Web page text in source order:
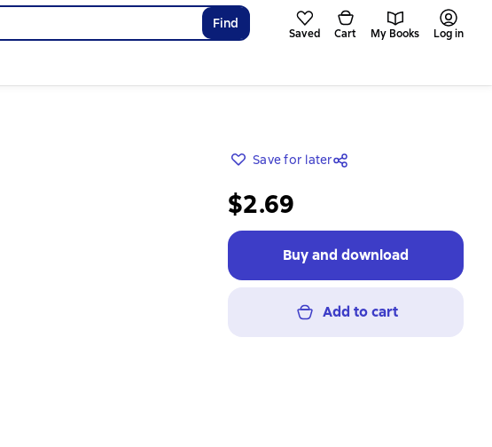
Find
Saved Cart My Books Log in
Save for later
$2.69
Buy and download
Add to cart